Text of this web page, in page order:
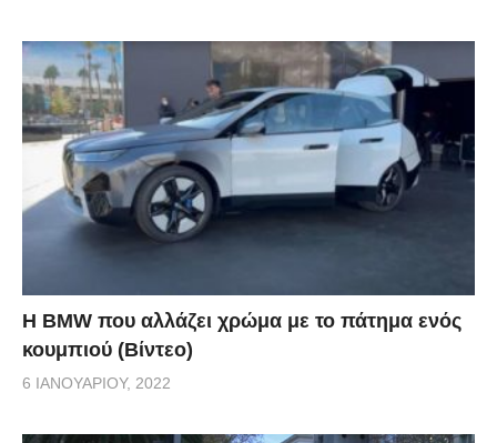
Η BMW που αλλάζει χρώμα με το πάτημα ενός
κουμπιού (Βίντεο)
6 ΙΑΝΟΥΑΡΊΟΥ, 2022